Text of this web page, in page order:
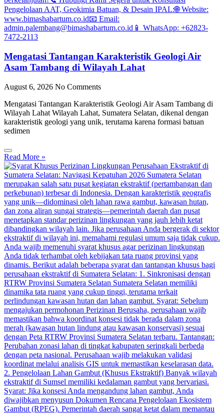
Mengatasi Tantangan Karakteristik Geologi Air
Asam Tambang di Wilayah Lahat
August 6, 2026 No Comments
Mengatasi Tantangan Karakteristik Geologi Air Asam Tambang di
Wilayah Lahat Wilayah Lahat, Sumatera Selatan, dikenal dengan
karakteristik geologi yang unik, terutama karena formasi batuan
sedimen
Read More »